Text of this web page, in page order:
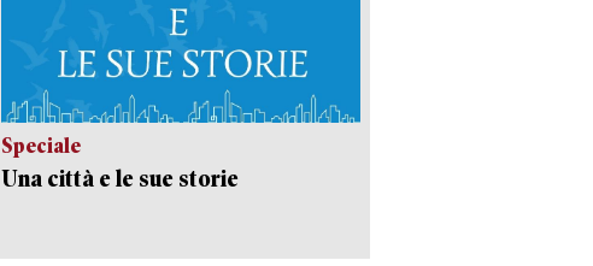
Speciale
Una città e le sue storie